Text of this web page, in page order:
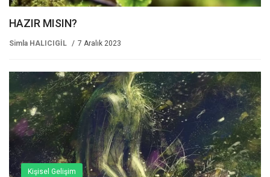
HAZIR MISIN?
Simla HALICIGİL 7 Aralık 2023
Kişisel Gelişim